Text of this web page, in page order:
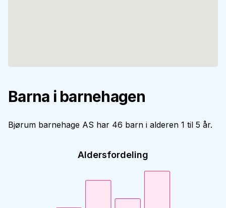
Barna i barnehagen
Bjørum barnehage AS har 46 barn i alderen 1 til 5 år.
Aldersfordeling